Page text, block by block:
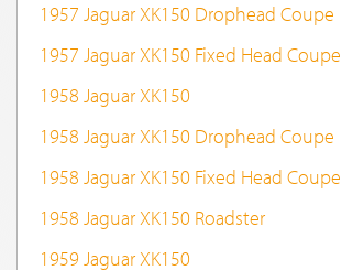
1957 Jaguar XK150 Drophead Coupe
1957 Jaguar XK150 Fixed Head Coupe
1958 Jaguar XK150
1958 Jaguar XK150 Drophead Coupe
1958 Jaguar XK150 Fixed Head Coupe
1958 Jaguar XK150 Roadster
1959 Jaguar XK150